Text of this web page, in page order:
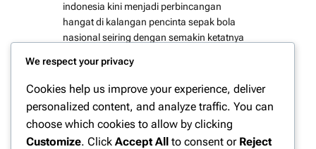
indonesia kini menjadi perbincangan
hangat di kalangan pencinta sepak bola
nasional seiring dengan semakin ketatnya
Efektivitas bagi penyerang dalam
mengonversi peluang menjadi gol menjadi
pembeda signifikan bagi setiap klub yang
berlaga. Berdasarkan data yang di himpun,
…
We respect your privacy
Cookies help us improve your experience, deliver
personalized content, and analyze traffic. You can
choose which cookies to allow by clicking
Customize. Click Accept All to consent or Reject